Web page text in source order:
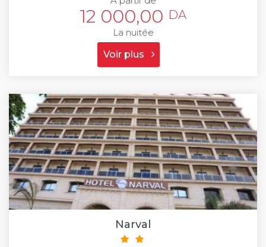
12 000,00 DA
La nuitée
Voir plus
Narval